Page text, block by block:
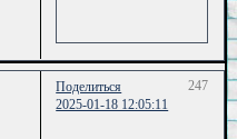
Поделиться
247
2025-01-18 12:05:11